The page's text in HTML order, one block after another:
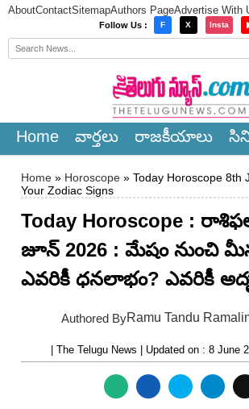
AboutContactSitemapAuthors PageAdvertise With
Follow Us : F X Insta
Home వార్త‌లు రాజ‌కీయాలు
Home » Horoscope » Today Horoscope 8th
Your Zodiac Signs
Today Horoscope :
జూన్ 2026 : మేషం నుంచి
ఎవరికీ ధనలాభం? ఎవరికీ
Authored ByRamu Tandu
| The Telugu News | Updated on : 8 June